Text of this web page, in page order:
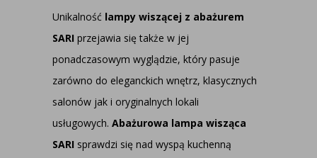
Unikalność lampy wiszącej z abażurem
SARI przejawia się także w jej
ponadczasowym wyglądzie, który pasuje
zarówno do eleganckich wnętrz, klasycznych
salonów jak i oryginalnych lokali
usługowych. Abażurowa lampa wisząca
SARI sprawdzi się nad wyspą kuchenną